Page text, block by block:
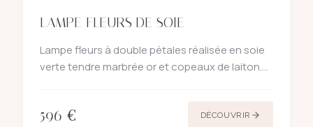
LAMPE FLEURS DE SOIE
Lampe fleurs à double pétales réalisée en soie
verte tendre marbrée or et copeaux de laiton.
allumée ress
596 € DÉCOUVRIR